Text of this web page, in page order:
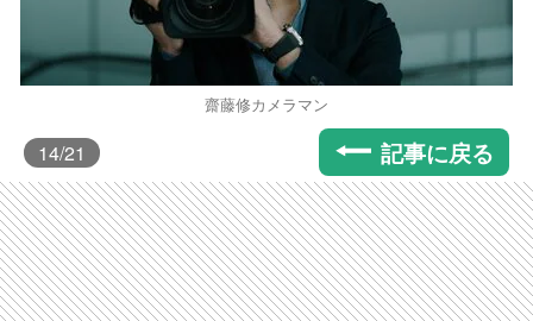
齋藤修カメラマン
14/21 記事に戻る